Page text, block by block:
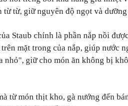
từ từ, giữ nguyên độ ngọt và dưỡng
Staub chính là phần nắp nồi
mặt trong của nắp, giúp nước
nhỏ", giữ cho món ăn không bị
từ món thịt kho, gà nướng đến